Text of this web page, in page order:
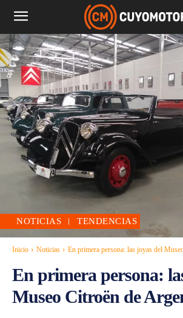
NOTICIAS TENDENCIAS
Inicio Noticias En primera persona: las joyas del
En primera persona:
Museo Citroën de